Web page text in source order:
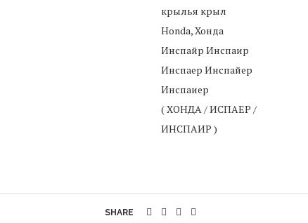
крылья крыл
Honda, Хонда
Инспайр Инспаир
Инспаер Инспайер
Инспаиер
( ХОНДА / ИСПАЕР /
ИНСПАИР )
SHARE